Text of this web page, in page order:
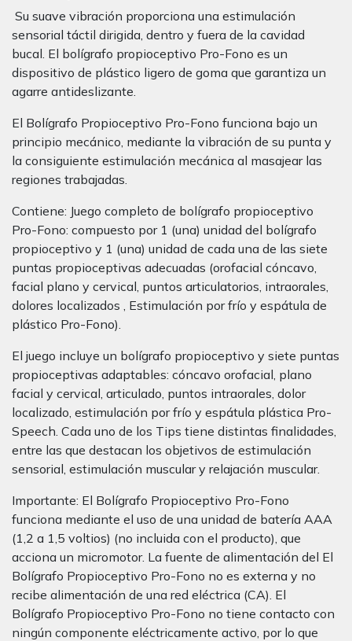
Su suave vibración proporciona una estimulación
sensorial táctil dirigida, dentro y fuera de la cavidad
bucal. El bolígrafo propioceptivo Pro-Fono es un
dispositivo de plástico ligero de goma que garantiza un
agarre antideslizante.
El Bolígrafo Propioceptivo Pro-Fono funciona bajo un
principio mecánico, mediante la vibración de su punta y
la consiguiente estimulación mecánica al masajear las
regiones trabajadas.
Contiene: Juego completo de bolígrafo propioceptivo
Pro-Fono: compuesto por 1 (una) unidad del bolígrafo
propioceptivo y 1 (una) unidad de cada una de las siete
puntas propioceptivas adecuadas (orofacial cóncavo,
facial plano y cervical, puntos articulatorios, intraorales,
dolores localizados , Estimulación por frío y espátula de
plástico Pro-Fono).
El juego incluye un bolígrafo propioceptivo y siete puntas
propioceptivas adaptables: cóncavo orofacial, plano
facial y cervical, articulado, puntos intraorales, dolor
localizado, estimulación por frío y espátula plástica Pro-
Speech. Cada uno de los Tips tiene distintas finalidades,
entre las que destacan los objetivos de estimulación
sensorial, estimulación muscular y relajación muscular.
Importante: El Bolígrafo Propioceptivo Pro-Fono
funciona mediante el uso de una unidad de batería AAA
(1,2 a 1,5 voltios) (no incluida con el producto), que
acciona un micromotor. La fuente de alimentación del El
Bolígrafo Propioceptivo Pro-Fono no es externa y no
recibe alimentación de una red eléctrica (CA). El
Bolígrafo Propioceptivo Pro-Fono no tiene contacto con
ningún componente eléctricamente activo, por lo que